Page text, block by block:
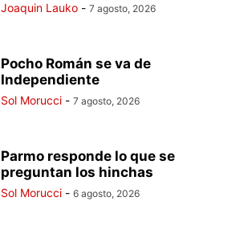
Joaquin Lauko - 7 agosto, 2026
Pocho Román se va de
Independiente
Sol Morucci - 7 agosto, 2026
Parmo responde lo que se
preguntan los hinchas
Sol Morucci - 6 agosto, 2026